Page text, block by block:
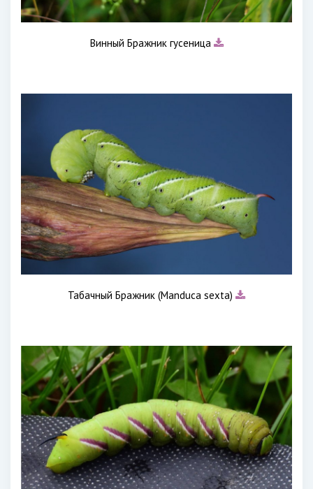
Винный Бражник гусеница
Табачный Бражник (Manduca sexta)